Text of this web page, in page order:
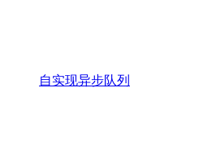
自实现异步队列